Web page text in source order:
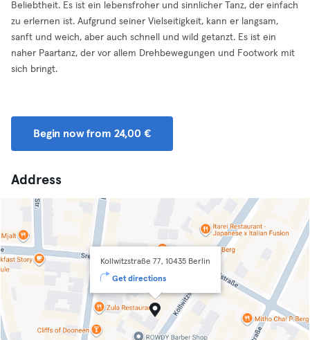
Beliebtheit. Es ist ein lebensfroher und sinnlicher Tanz, der einfach
zu erlernen ist. Aufgrund seiner Vielseitigkeit, kann er langsam,
sanft und weich, aber auch schnell und wild getanzt. Es ist ein
naher Paartanz, der vor allem Drehbewegungen und Footwork mit
sich bringt.
Begin now from 24,00 €
Address
Kollwitzstraße 77, 10435 Berlin
Get directions